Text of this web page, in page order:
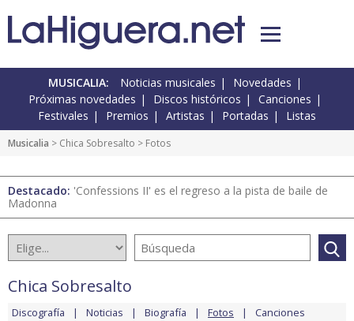
MUSICALIA: Noticias musicales
Novedades
Próximas novedades
Discos históricos
Canciones
Festivales
Premios Artistas Portadas Listas
Musicalia > Chica Sobresalto > Fotos
Destacado: 'Confessions II' es el regreso a la pista de baile de
Madonna
Chica Sobresalto
Discografía Noticias Biografía Fotos Canciones